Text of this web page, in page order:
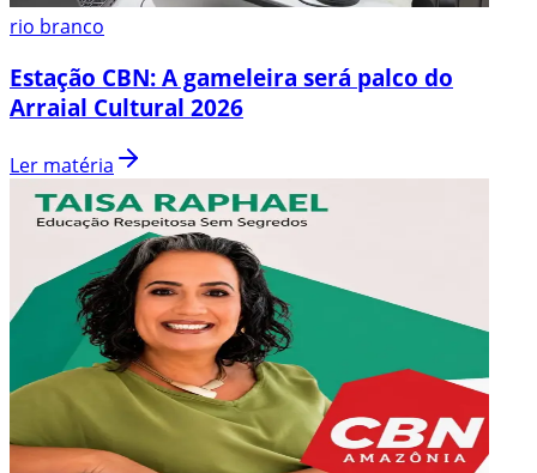
rio branco
Estação CBN: A gameleira será palco do
Arraial Cultural 2026
Ler matéria